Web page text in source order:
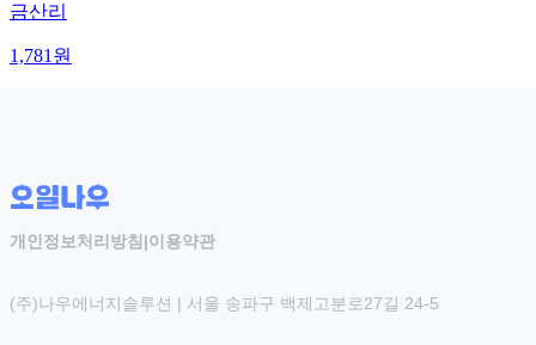
금산리
1,781원
개인정보처리방침 |이용약관
(주)나우에너지솔루션 | 서울 송파구 백제고분로27길 24-5